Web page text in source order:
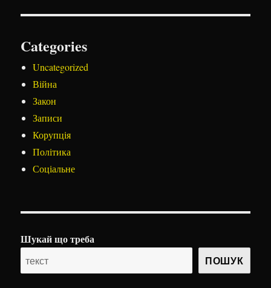
Categories
Uncategorized
Війна
Закон
Записи
Корупція
Політика
Соціальне
Шукай що треба
ПОШУК